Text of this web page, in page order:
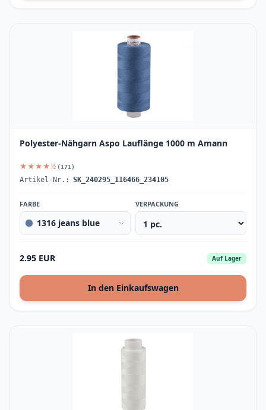
Polyester-Nähgarn Aspo Lauflänge 1000 m Amann
★★★★½ (171)
Artikel-Nr.: SK_240295_116466_234105
FARBE
1316 jeans blue
VERPACKUNG
2.95 EUR Auf Lager
In den Einkaufswagen